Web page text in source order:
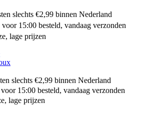
slechts €2,99 binnen Nederland
15:00 besteld, vandaag verzonden
lage prijzen
slechts €2,99 binnen Nederland
15:00 besteld, vandaag verzonden
lage prijzen